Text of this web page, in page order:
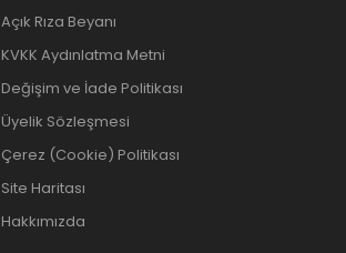
Açık Rıza Beyanı
KVKK Aydınlatma Metni
Değişim ve İade Politikası
Üyelik Sözleşmesi
Çerez (Cookie) Politikası
Site Haritası
Hakkımızda